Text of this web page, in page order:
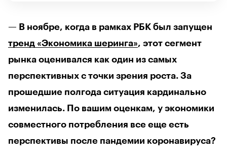
— В ноябре, когда в рамках РБК был запущен
тренд «Экономика шеринга», этот сегмент
рынка оценивался как один из самых
перспективных с точки зрения роста. За
прошедшие полгода ситуация кардинально
изменилась. По вашим оценкам, у экономики
совместного потребления все еще есть
перспективы после пандемии коронавируса?